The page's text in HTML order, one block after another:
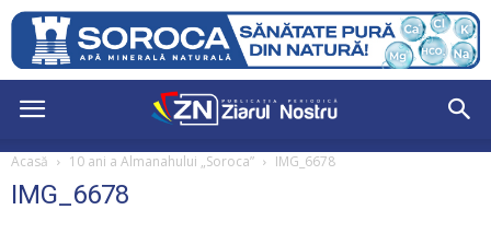
Acasă 10 ani a Almanahului „Soroca” IMG_6678
IMG_6678